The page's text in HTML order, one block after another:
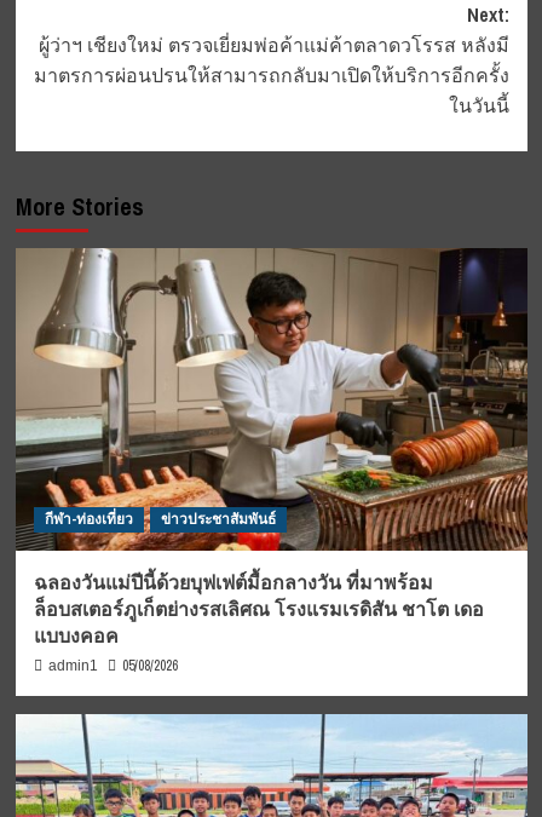
Next:
ผู้ว่าฯ เชียงใหม่ ตรวจเยี่ยมพ่อค้าแม่ค้าตลาดวโรรส หลังมี
มาตรการผ่อนปรนให้สามารถกลับมาเปิดให้บริการอีกครั้ง
ในวันนี้
More Stories
กีฬา-ท่องเที่ยว ข่าวประชาสัมพันธ์
ฉลองวันแม่ปีนี้ด้วยบุฟเฟต์มื้อกลางวัน ที่มาพร้อม
ล็อบสเตอร์ภูเก็ตย่างรสเลิศณ โรงแรมเรดิสัน ชาโต เดอ
แบบงคอค
admin1 05/08/2026